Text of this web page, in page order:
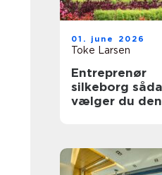
01. june 2026
Toke Larsen
Entreprenør
silkeborg sådan
vælger du den